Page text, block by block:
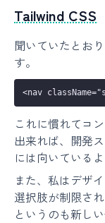
Tailwind CSS
聞いていたとお
す。
<nav
これに慣れてコ
出来れば、開発
には向いている
また、私はデザ
選択肢が制限さ
というのも新し